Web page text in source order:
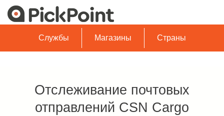
Службы Магазины Страны
Отслеживание почтовых
отправлений CSN Cargo